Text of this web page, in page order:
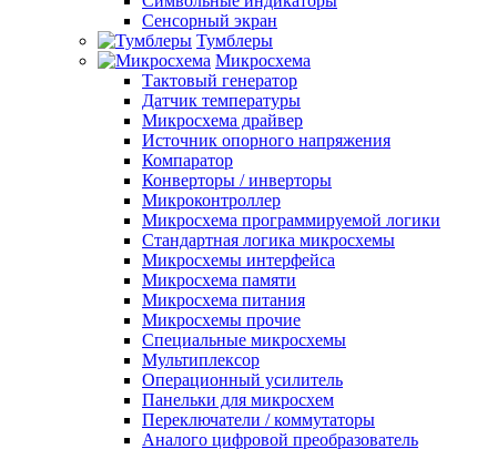
Сенсорный экран
Тумблеры
Микросхема
Тактовый генератор
Датчик температуры
Микросхема драйвер
Источник опорного напряжения
Компаратор
Конверторы / инверторы
Микроконтроллер
Микросхема программируемой логики
Стандартная логика микросхемы
Микросхемы интерфейса
Микросхема памяти
Микросхема питания
Микросхемы прочие
Специальные микросхемы
Мультиплексор
Операционный усилитель
Панельки для микросхем
Переключатели / коммутаторы
Аналого цифровой преобразователь